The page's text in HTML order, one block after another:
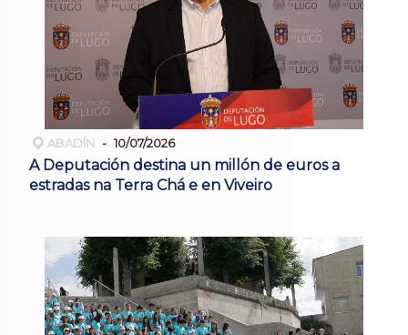
ABADÍN 10/07/2026
A Deputación destina un millón de euros a
estradas na Terra Chá e en Viveiro